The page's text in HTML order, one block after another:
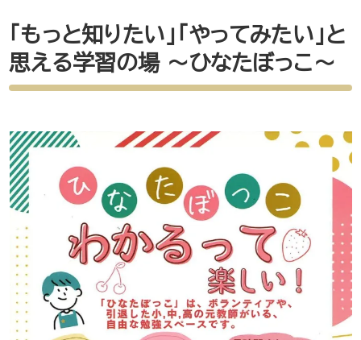
「もっと知りたい」「やってみたい」と
思える学習の場 ～ひなたぼっこ～